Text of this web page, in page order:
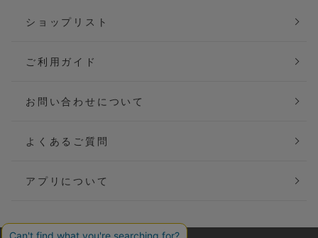
ショップリスト
ご利用ガイド
お問い合わせについて
よくあるご質問
アプリについて